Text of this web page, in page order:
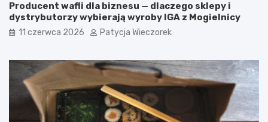
Producent wafli dla biznesu — dlaczego sklepy i
dystrybutorzy wybierają wyroby IGA z Mogielnicy
11 czerwca 2026 Patycja Wieczorek